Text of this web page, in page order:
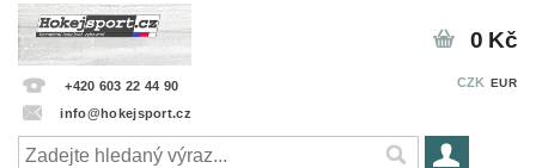
+420 603 22 44 90
info@hokejsport.cz
CZK EUR
0 Kč